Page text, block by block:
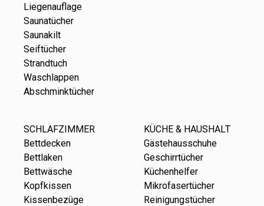
Liegenauflage
Saunatücher
Saunakilt
Seiftücher
Strandtuch
Waschlappen
Abschminktücher
SCHLAFZIMMER
Bettdecken
Bettlaken
Bettwäsche
Kopfkissen
Kissenbezüge
KÜCHE & HAUSHALT
Gästehausschuhe
Geschirrtücher
Küchenhelfer
Mikrofasertücher
Reinigungstücher